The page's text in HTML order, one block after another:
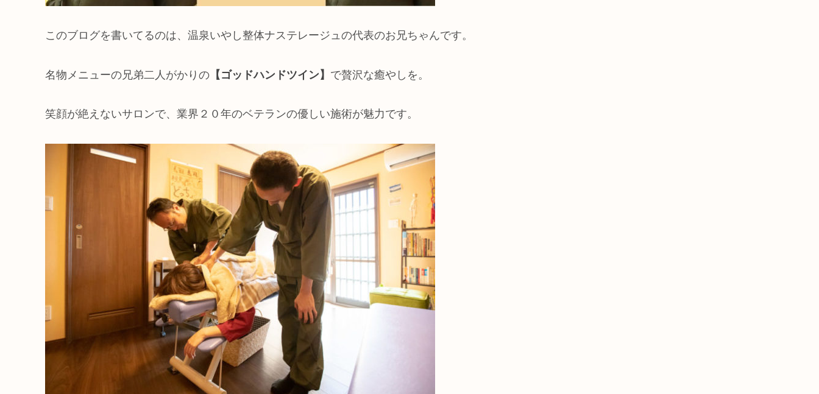
このブログを書いてるのは、温泉いやし整体ナステレージュの代表のお兄ちゃんです。
名物メニューの兄弟二人がかりの 【ゴッドハンドツイン】 で贅沢な癒やしを。
笑顔が絶えないサロンで、業界２０年のベテランの優しい施術が魅力です。